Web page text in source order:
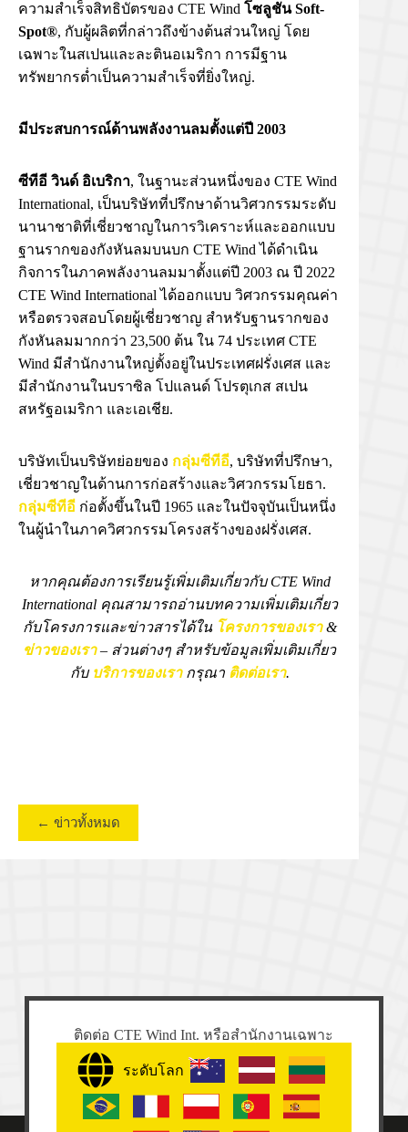
ความสำเร็จสิทธิบัตรของ CTE Wind โซลูชัน Soft-
Spot®, กับผู้ผลิตที่กล่าวถึงข้างต้นส่วนใหญ่ โดย
เฉพาะในสเปนและละตินอเมริกา การมีฐาน
ทรัพยากรต่ำเป็นความสำเร็จที่ยิ่งใหญ่.
มีประสบการณ์ด้านพลังงานลมตั้งแต่ปี 2003
ซีทีอี วินด์ อิเบริกา, ในฐานะส่วนหนึ่งของ CTE Wind
International, เป็นบริษัทที่ปรึกษาด้านวิศวกรรมระดับ
นานาชาติที่เชี่ยวชาญในการวิเคราะห์และออกแบบ
ฐานรากของกังหันลมบนบก CTE Wind ได้ดำเนิน
กิจการในภาคพลังงานลมมาตั้งแต่ปี 2003 ณ ปี 2022
CTE Wind International ได้ออกแบบ วิศวกรรมคุณค่า
หรือตรวจสอบโดยผู้เชี่ยวชาญ สำหรับฐานรากของ
กังหันลมมากกว่า 23,500 ต้น ใน 74 ประเทศ CTE
Wind มีสำนักงานใหญ่ตั้งอยู่ในประเทศฝรั่งเศส และ
มีสำนักงานในบราซิล โปแลนด์ โปรตุเกส สเปน
สหรัฐอเมริกา และเอเชีย.
บริษัทเป็นบริษัทย่อยของ กลุ่มซีทีอี, บริษัทที่ปรึกษา,
เชี่ยวชาญในด้านการก่อสร้างและวิศวกรรมโยธา.
กลุ่มซีทีอี ก่อตั้งขึ้นในปี 1965 และในปัจจุบันเป็นหนึ่ง
ในผู้นำในภาควิศวกรรมโครงสร้างของฝรั่งเศส.
หากคุณต้องการเรียนรู้เพิ่มเติมเกี่ยวกับ CTE Wind
International คุณสามารถอ่านบทความเพิ่มเติมเกี่ยว
กับโครงการและข่าวสารได้ใน โครงการของเรา&
ข่าวของเรา– ส่วนต่างๆ สำหรับข้อมูลเพิ่มเติมเกี่ยว
กับ บริการของเรากรุณา ติดต่อเรา.
← ข่าวทั้งหมด
ติดต่อ CTE Wind Int. หรือสำนักงานเฉพาะ
ระดับโลก